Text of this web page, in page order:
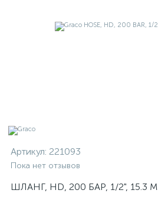
Артикул: 221093
Пока нет отзывов
ШЛАНГ, HD, 200 БАР, 1/2", 15.3 М